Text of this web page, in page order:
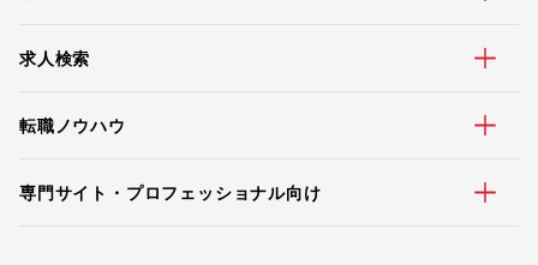
求人検索
転職ノウハウ
専門サイト・プロフェッショナル向け